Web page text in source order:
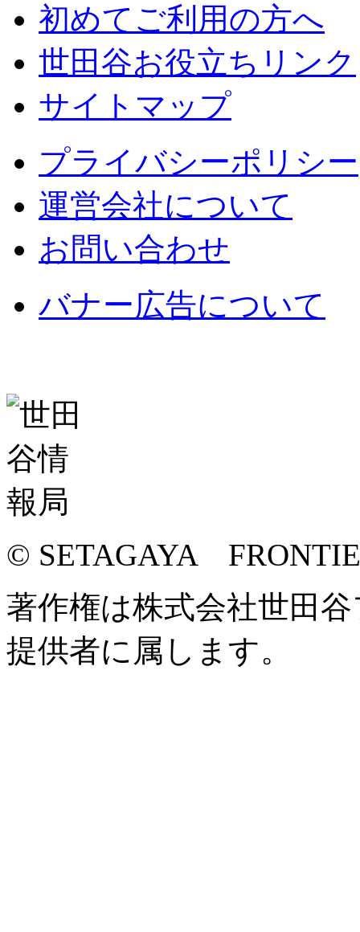
初めてご利用の方へ
世田谷お役立ちリンク
サイトマップ
プライバシーポリシー
運営会社について
お問い合わせ
バナー広告について
© SETAGAYA
著作権は株式会社世田
提供者に属します。